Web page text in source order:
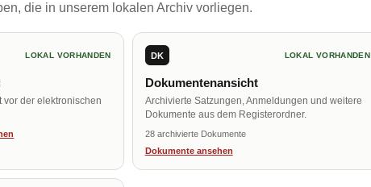
die in unserem lokalen Archiv vorliegen.
LOKAL VORHANDEN
vor der elektronischen
DK LOKAL VORHANDEN
Dokumentenansicht
Archivierte Satzungen, Anmeldungen und weitere
Dokumente aus dem Registerordner.
28 archivierte Dokumente
Dokumente ansehen